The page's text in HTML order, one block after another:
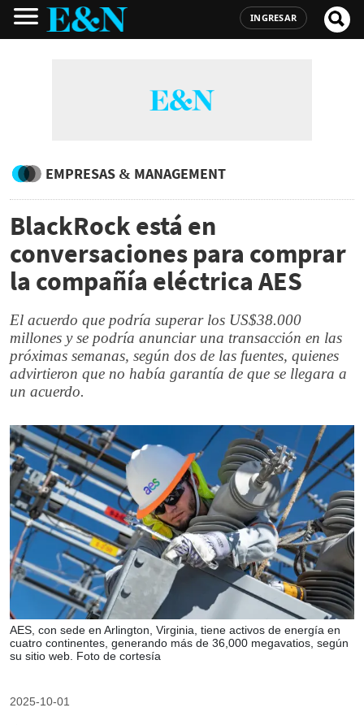
INGRESAR
EMPRESAS & MANAGEMENT
BlackRock está en
conversaciones para comprar
la compañía eléctrica AES
El acuerdo que podría superar los US$38.000
millones y se podría anunciar una transacción en las
próximas semanas, según dos de las fuentes, quienes
advirtieron que no había garantía de que se llegara a
un acuerdo.
AES, con sede en Arlington, Virginia, tiene activos de energía en
cuatro continentes, generando más de 36,000 megavatios, según
su sitio web. Foto de cortesía
2025-10-01